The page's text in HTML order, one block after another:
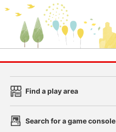
Find a play area
Search for a game console